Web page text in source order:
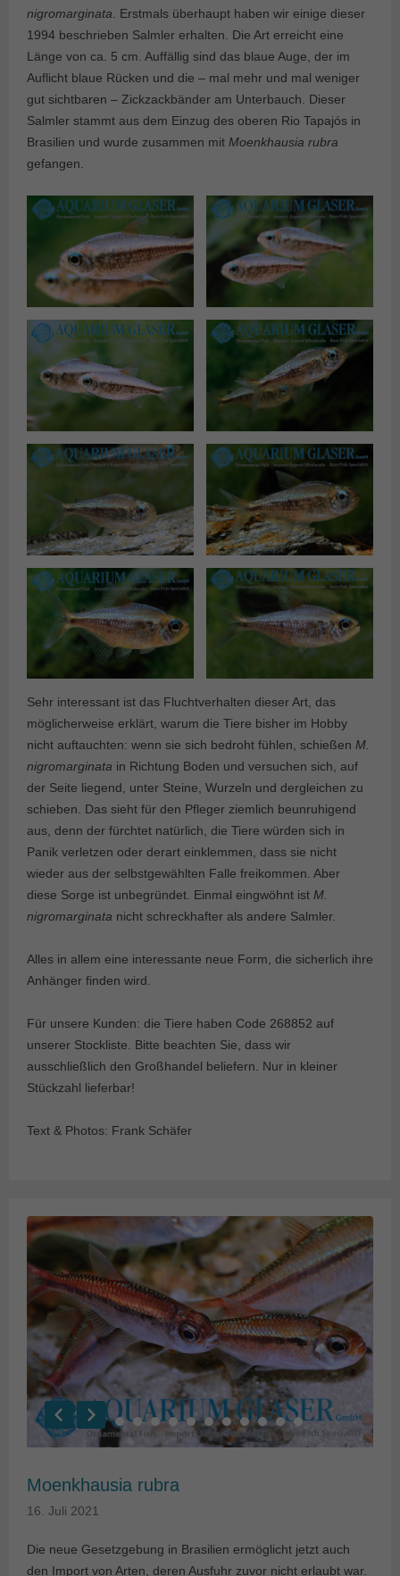
nigromarginata. Erstmals überhaupt haben wir einige dieser
1994 beschrieben Salmler erhalten. Die Art erreicht eine
Länge von ca. 5 cm. Auffällig sind das blaue Auge, der im
Auflicht blaue Rücken und die – mal mehr und mal weniger
gut sichtbaren – Zickzackbänder am Unterbauch. Dieser
Salmler stammt aus dem Einzug des oberen Rio Tapajós in
Brasilien und wurde zusammen mit Moenkhausia rubra
gefangen.
Sehr interessant ist das Fluchtverhalten dieser Art, das
möglicherweise erklärt, warum die Tiere bisher im Hobby
nicht auftauchten: wenn sie sich bedroht fühlen, schießen M.
nigromarginata in Richtung Boden und versuchen sich, auf
der Seite liegend, unter Steine, Wurzeln und dergleichen zu
schieben. Das sieht für den Pfleger ziemlich beunruhigend
aus, denn der fürchtet natürlich, die Tiere würden sich in
Panik verletzen oder derart einklemmen, dass sie nicht
wieder aus der selbstgewählten Falle freikommen. Aber
diese Sorge ist unbegründet. Einmal eingwöhnt ist M.
nigromarginata nicht schreckhafter als andere Salmler.
Alles in allem eine interessante neue Form, die sicherlich ihre
Anhänger finden wird.
Für unsere Kunden: die Tiere haben Code 268852 auf
unserer Stockliste. Bitte beachten Sie, dass wir
ausschließlich den Großhandel beliefern. Nur in kleiner
Stückzahl lieferbar!
Text & Photos: Frank Schäfer
Moenkhausia rubra
16. Juli 2021
Die neue Gesetzgebung in Brasilien ermöglicht jetzt auch
den Import von Arten, deren Ausfuhr zuvor nicht erlaubt war.